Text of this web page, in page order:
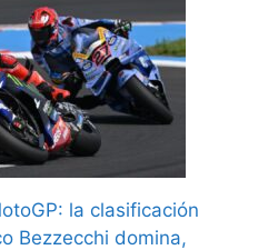
la clasificación
Bezzecchi domina,